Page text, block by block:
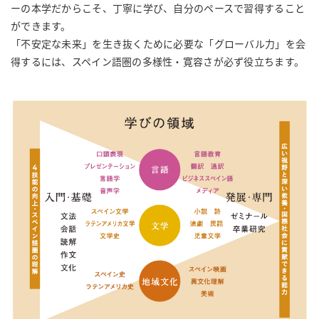
ーの本学だからこそ、丁寧に学び、自分のペースで習得すること
ができます。
「不安定な未来」を生き抜くために必要な「グローバル力」を会
得するには、スペイン語圏の多様性・寛容さが必ず役立ちます。